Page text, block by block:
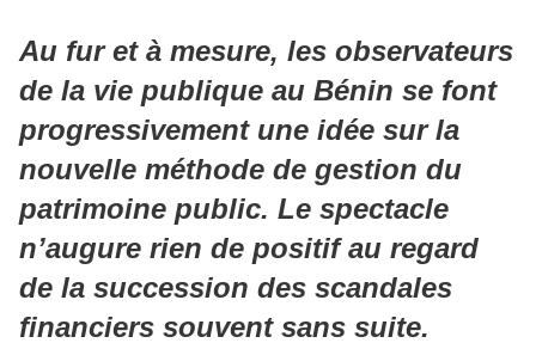
Au fur et à mesure, les observateurs
de la vie publique au Bénin se font
progressivement une idée sur la
nouvelle méthode de gestion du
patrimoine public. Le spectacle
n’augure rien de positif au regard
de la succession des scandales
financiers souvent sans suite.